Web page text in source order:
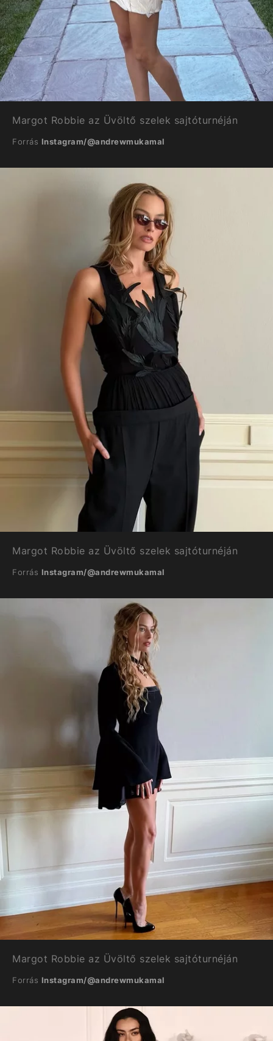
Margot Robbie az Üvöltő szelek sajtóturnéján
Forrás Instagram/@andrewmukamal
Margot Robbie az Üvöltő szelek sajtóturnéján
Forrás Instagram/@andrewmukamal
Margot Robbie az Üvöltő szelek sajtóturnéján
Forrás Instagram/@andrewmukamal